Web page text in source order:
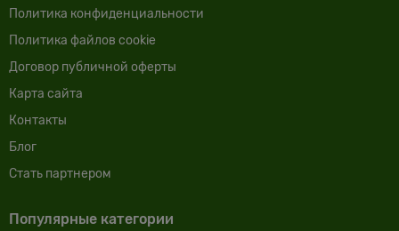
Политика конфиденциальности
Политика файлов cookie
Договор публичной оферты
Карта сайта
Контакты
Блог
Cтать партнером
Популярные категории